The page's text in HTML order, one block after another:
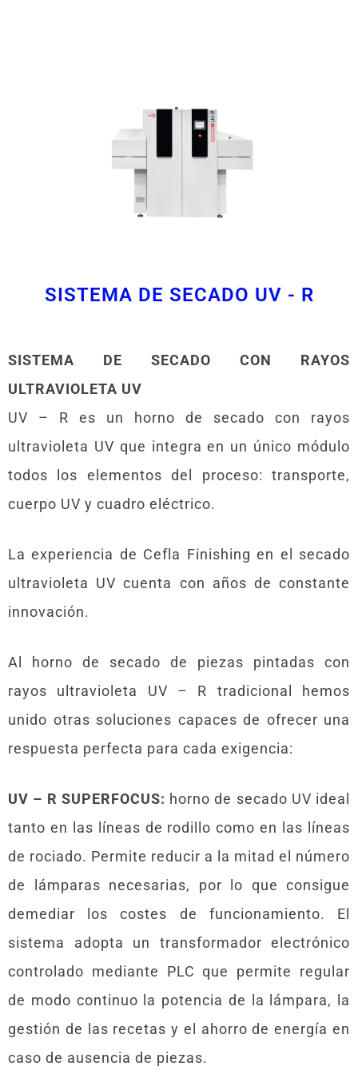
SISTEMA DE SECADO UV - R
SISTEMA DE SECADO CON RAYOS
ULTRAVIOLETA UV
UV – R es un horno de secado con rayos
ultravioleta UV que integra en un único módulo
todos los elementos del proceso: transporte,
cuerpo UV y cuadro eléctrico.
La experiencia de Cefla Finishing en el secado
ultravioleta UV cuenta con años de constante
innovación.
Al horno de secado de piezas pintadas con
rayos ultravioleta UV – R tradicional hemos
unido otras soluciones capaces de ofrecer una
respuesta perfecta para cada exigencia:
UV – R SUPERFOCUS: horno de secado UV ideal
tanto en las líneas de rodillo como en las líneas
de rociado. Permite reducir a la mitad el número
de lámparas necesarias, por lo que consigue
demediar los costes de funcionamiento. El
sistema adopta un transformador electrónico
controlado mediante PLC que permite regular
de modo continuo la potencia de la lámpara, la
gestión de las recetas y el ahorro de energía en
caso de ausencia de piezas.